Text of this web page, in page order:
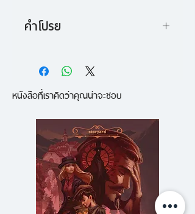
คำโปรย
แก๊งหัวขโมย กลุ่มสำนักงานนักสืบก็
เดินทางไปเยือน ‘เกาะเดินสมุทร’
สถานที่ซึ่งได้รับการขนานนามว่าเป็น
เกาะพิศวงแห่งชายฝั่งโยโกฮามา แต่
เมื่อไปถึงพวกเขากลับพบเหล่าผู้
ก่อการร้ายตัวฉกาจเตรียมเดินเครื่อง
อาวุธร้ายแรงเหนือธรรมชาติแบบที่
หนังสือที่เราคิดว่าคุณน่าจะชอบ